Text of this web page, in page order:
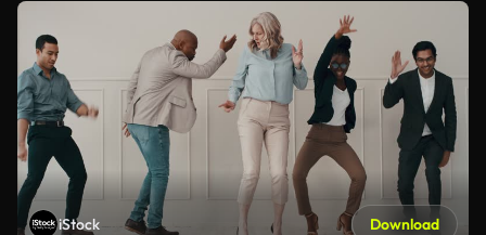
iStock Download